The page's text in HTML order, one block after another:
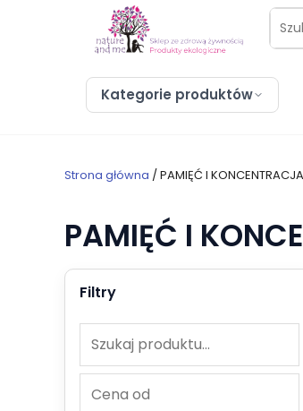
Kategorie produktów
Strona główna / PAMIĘĆ I KONCENTRACJA
PAMIĘĆ I
Filtry
Szukaj
produktów
Cena
od
Cena
do